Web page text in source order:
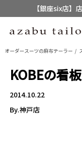
【銀座six店】
【店舗限
オーダースーツの麻布テーラー
KOBEの看板
2014.10.22
By.神戸店